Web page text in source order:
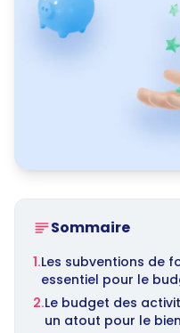
Sommaire
1.Les subventions de
essentiel pour le
2.Le budget des
un atout pour le